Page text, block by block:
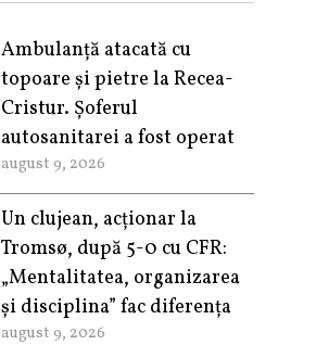
Ambulanță atacată cu
topoare și pietre la Recea-
Cristur. Șoferul
autosanitarei a fost operat
august 9, 2026
Un clujean, acționar la
Tromsø, după 5-0 cu CFR:
„Mentalitatea, organizarea
și disciplina” fac diferența
august 9, 2026